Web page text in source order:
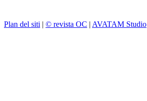
Plan del siti | © revista OC | AVATAM Studio